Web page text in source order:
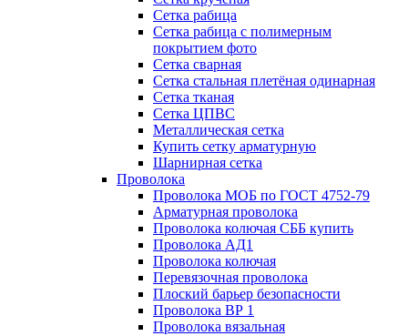
Сетка рабица
Сетка рабица с полимерным
покрытием фото
Сетка сварная
Сетка стальная плетёная одинарная
Сетка тканая
Сетка ЦПВС
Металлическая сетка
Купить сетку арматурную
Шарнирная сетка
Проволока
Проволока МОБ по ГОСТ 4752-79
Арматурная проволока
Проволока колючая СББ купить
Проволока АД1
Проволока колючая
Перевязочная проволока
Плоский барьер безопасности
Проволока ВР 1
Проволока вязальная